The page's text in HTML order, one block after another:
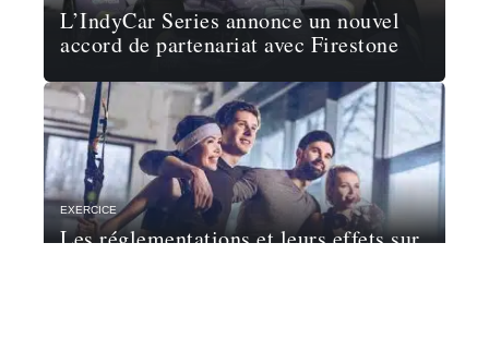
L’IndyCar Series annonce un nouvel
accord de partenariat avec Firestone
EXERCICE
Les réglementations et leurs effets sur